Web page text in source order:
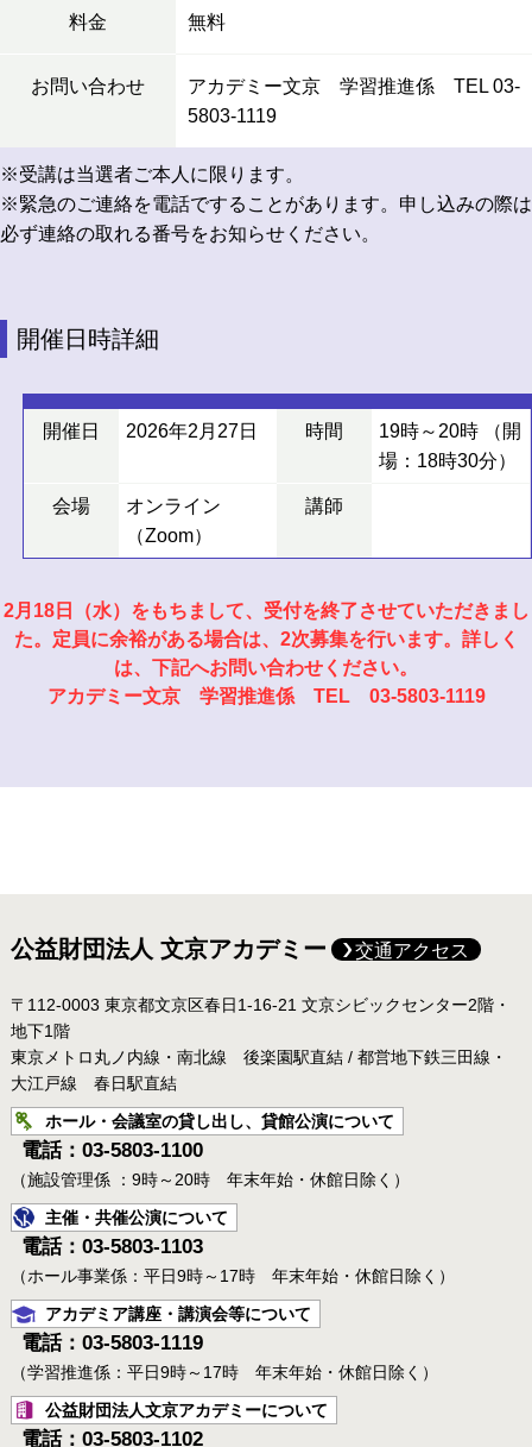
料金 無料
お問い合わせ
アカデミー文京 学習推進係 TEL 03-
5803-1119
※受講は当選者ご本人に限ります。
※緊急のご連絡を電話ですることがあります。申し込みの際は
必ず連絡の取れる番号をお知らせください。
開催日時詳細
開催日 2026年2月27日 時間
19時～20時 （開
場：18時30分）
会場
オンライン
（Zoom）
講師
2月18日（水）をもちまして、受付を終了させていただきまし
た。定員に余裕がある場合は、2次募集を行います。詳しく
は、下記へお問い合わせください。
アカデミー文京 学習推進係 TEL 03-5803-1119
公益財団法人 文京アカデミー 交通アクセス
〒112-0003 東京都文京区春日1-16-21 文京シビックセンター2階・
地下1階
東京メトロ丸ノ内線・南北線 後楽園駅直結 / 都営地下鉄三田線・
大江戸線 春日駅直結
ホール・会議室の貸し出し、貸館公演について
電話：03-5803-1100
（施設管理係 ：9時～20時 年末年始・休館日除く）
主催・共催公演について
電話：03-5803-1103
（ホール事業係：平日9時～17時 年末年始・休館日除く）
アカデミア講座・講演会等について
電話：03-5803-1119
（学習推進係：平日9時～17時 年末年始・休館日除く）
公益財団法人文京アカデミーについて
電話：03-5803-1102